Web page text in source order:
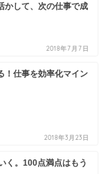
かして、次の仕事で成
2018年7月7日
！仕事を効率化マイン
2018年3月23日
く。100点満点はもう